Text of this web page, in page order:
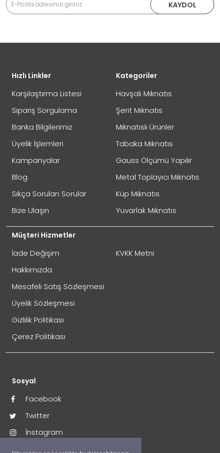
Yorumunuz
Not:HTML'e dönüştürülmez!
Oylama
Kötü
İade veya Değişim İşlemini Nasıl Yapabilirim?
DEĞİŞİM
İade Gönderimi Nasıl Yapılır?
İade Adresi:
Perpa Ticaret Merkezi A Blok Kat:4 Mavi Avlu No:333
Okmeydanı / İstanbul
KAYDOL
Hızlı Linkler
Karşılaştırma Listesi
Sipariş Sorgulama
Banka Bilgilerimiz
Üyelik İşlemleri
Kampanyalar
Blog
Sıkça Sorulan Sorular
Bize Ulaşın
Müşteri Hizmetler
İade Değişim
Hakkımızda
Mesafeli Satış Sözleşmesi
Üyelik Sözleşmesi
Gizlilik Politikası
Çerez Politikası
KVKK Metni
Kategoriler
Havşalı Mıknatıs
Şerit Mıknatıs
Mıknatıslı Ürünler
Tabaka Mıknatıs
Gauss Ölçümü Yapılır
Metal Toplayıcı Mıknatıs
Küp Mıknatıs
Yuvarlak Mıknatıs
Sosyal
Facebook
Twitter
İnstagram